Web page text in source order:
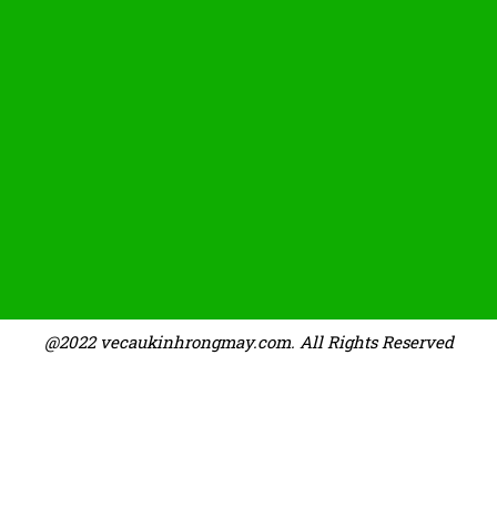
@2022 vecaukinhrongmay.com. All Rights Reserved